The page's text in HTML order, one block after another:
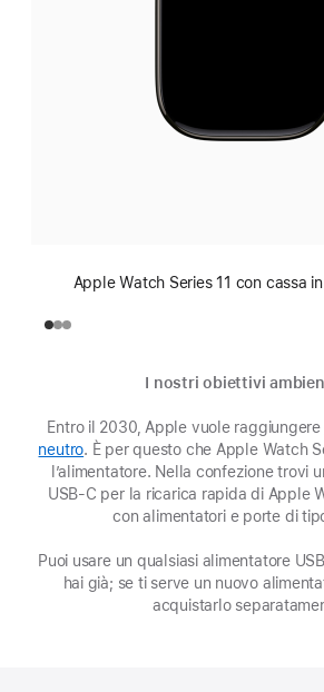
Apple Watch Series 11 con cassa
I nostri obiettivi
Entro il 2030, Apple vuole raggiungere
neutro(Si
apre
in
finestra)
. È per questo che Apple Watch
l’alimentatore. Nella confezione trovi
USB‑C per la ricarica rapida di Apple
con alimentatori e porte di
Puoi usare un qualsiasi alimentatore
hai già; se ti serve un nuovo
acquistarlo